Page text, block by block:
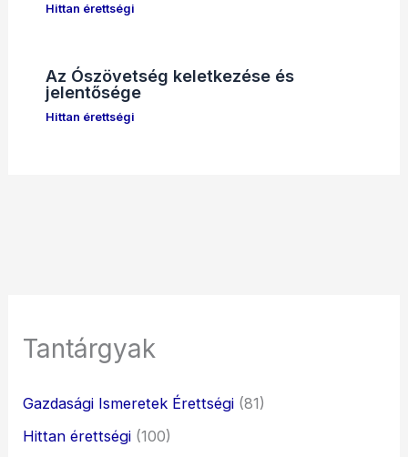
Hittan érettségi
Az Ószövetség keletkezése és
jelentősége
Hittan érettségi
Tantárgyak
Gazdasági Ismeretek Érettségi (81)
Hittan érettségi (100)